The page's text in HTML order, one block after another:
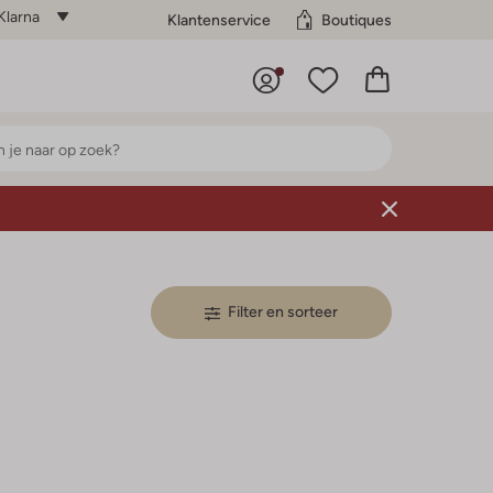
Klantenservice Boutiques
Filter en sorteer